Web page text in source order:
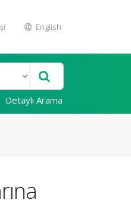
English
Detaylı Arama